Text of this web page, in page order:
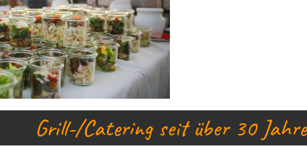
Grill-/Catering seit über 30